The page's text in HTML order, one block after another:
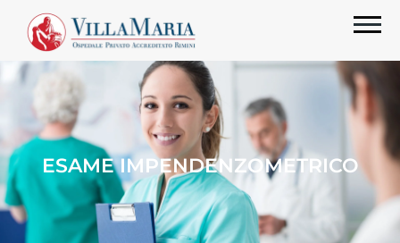
ESAME IMPENDENZOMETRICO